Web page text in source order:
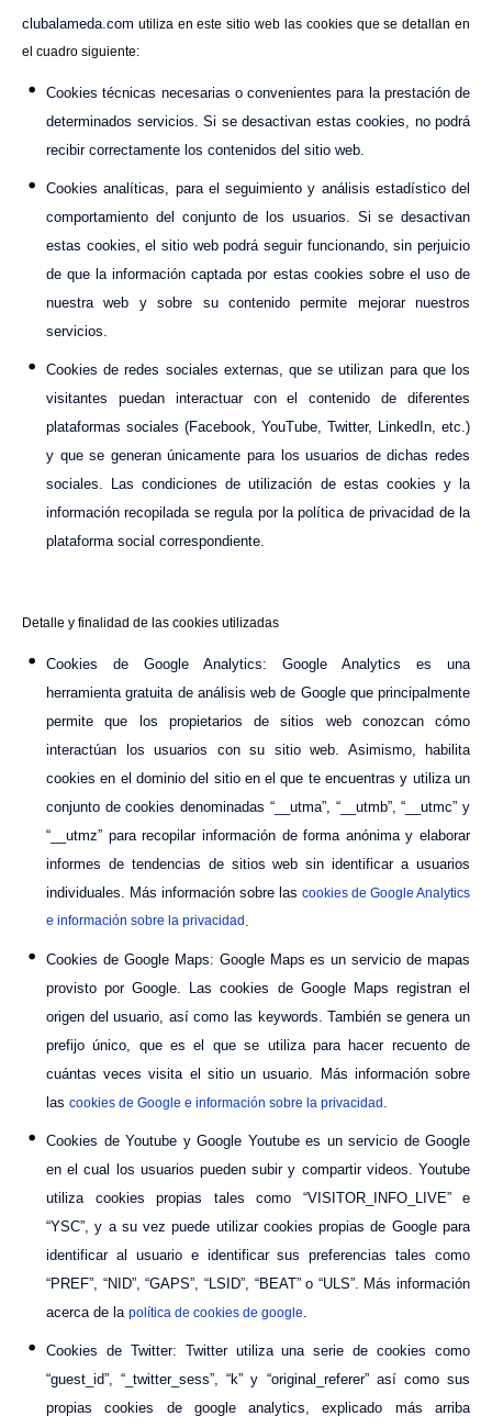
clubalameda.com utiliza en este sitio web las cookies que se detallan en
el cuadro siguiente:
Cookies técnicas necesarias o convenientes para la prestación de
determinados servicios. Si se desactivan estas cookies, no podrá
recibir correctamente los contenidos del sitio web.
Cookies analíticas, para el seguimiento y análisis estadístico del
comportamiento del conjunto de los usuarios. Si se desactivan
estas cookies, el sitio web podrá seguir funcionando, sin perjuicio
de que la información captada por estas cookies sobre el uso de
nuestra web y sobre su contenido permite mejorar nuestros
servicios.
Cookies de redes sociales externas, que se utilizan para que los
visitantes puedan interactuar con el contenido de diferentes
plataformas sociales (Facebook, YouTube, Twitter, LinkedIn, etc.)
y que se generan únicamente para los usuarios de dichas redes
sociales. Las condiciones de utilización de estas cookies y la
información recopilada se regula por la política de privacidad de la
plataforma social correspondiente.
Detalle y finalidad de las cookies utilizadas
Cookies de Google Analytics: Google Analytics es una
herramienta gratuita de análisis web de Google que principalmente
permite que los propietarios de sitios web conozcan cómo
interactúan los usuarios con su sitio web. Asimismo, habilita
cookies en el dominio del sitio en el que te encuentras y utiliza un
conjunto de cookies denominadas “__utma”, “__utmb”, “__utmc” y
“__utmz” para recopilar información de forma anónima y elaborar
informes de tendencias de sitios web sin identificar a usuarios
individuales. Más información sobre las cookies de Google Analytics
e información sobre la privacidad.
Cookies de Google Maps: Google Maps es un servicio de mapas
provisto por Google. Las cookies de Google Maps registran el
origen del usuario, así como las keywords. También se genera un
prefijo único, que es el que se utiliza para hacer recuento de
cuántas veces visita el sitio un usuario. Más información sobre
las cookies de Google e información sobre la privacidad .
Cookies de Youtube y Google Youtube es un servicio de Google
en el cual los usuarios pueden subir y compartir videos. Youtube
utiliza cookies propias tales como “VISITOR_INFO_LIVE” e
“YSC”, y a su vez puede utilizar cookies propias de Google para
identificar al usuario e identificar sus preferencias tales como
“PREF”, “NID”, “GAPS”, “LSID”, “BEAT” o “ULS”. Más información
acerca de la política de cookies de google.
Cookies de Twitter: Twitter utiliza una serie de cookies como
“guest_id”, “_twitter_sess”, “k” y “original_referer” así como sus
propias cookies de google analytics, explicado más arriba